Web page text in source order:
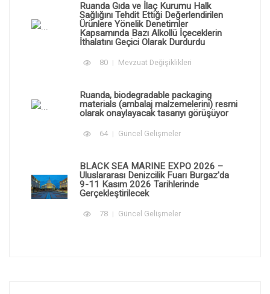
Ruanda Gıda ve İlaç Kurumu Halk
Sağlığını Tehdit Ettiği Değerlendirilen
Ürünlere Yönelik Denetimler
Kapsamında Bazı Alkollü İçeceklerin
İthalatını Geçici Olarak Durdurdu
80 Mevzuat Değişiklikleri
Ruanda, biodegradable packaging
materials (ambalaj malzemelerini) resmi
olarak onaylayacak tasarıyı görüşüyor
64 Güncel Gelişmeler
BLACK SEA MARINE EXPO 2026 –
Uluslararası Denizcilik Fuarı Burgaz'da
9-11 Kasım 2026 Tarihlerinde
Gerçekleştirilecek
78 Güncel Gelişmeler